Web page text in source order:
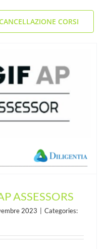
CORSI
ASSESSORS
2023 | Categories: